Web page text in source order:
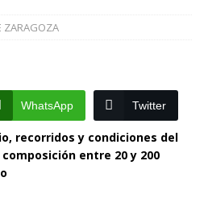
ZARAGOZA
WhatsApp Twitter
recorridos y condiciones del
entre 20 y 200